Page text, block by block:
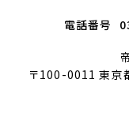
電話番号
〒100-0011 東京